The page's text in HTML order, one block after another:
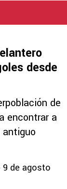
desde
de
encontrar a
antiguo
9 de agosto